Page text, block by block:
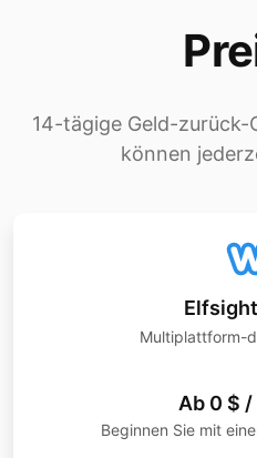
14-tägige Geld-zurück-
können
Multiplattform-
Ab 0 $
Beginnen Sie mit